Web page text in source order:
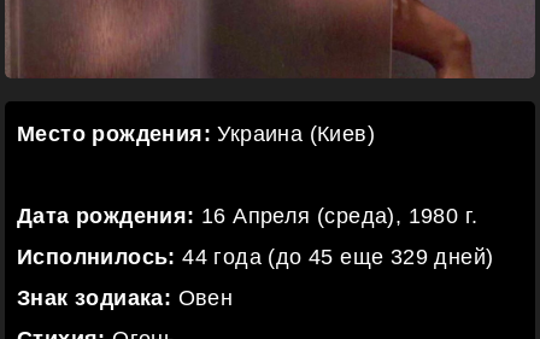
Место рождения: Украина (Киев)
Дата рождения: 16 Апреля (среда), 1980 г.
Исполнилось: 44 года (до 45 еще 329 дней)
Знак зодиака: Овен